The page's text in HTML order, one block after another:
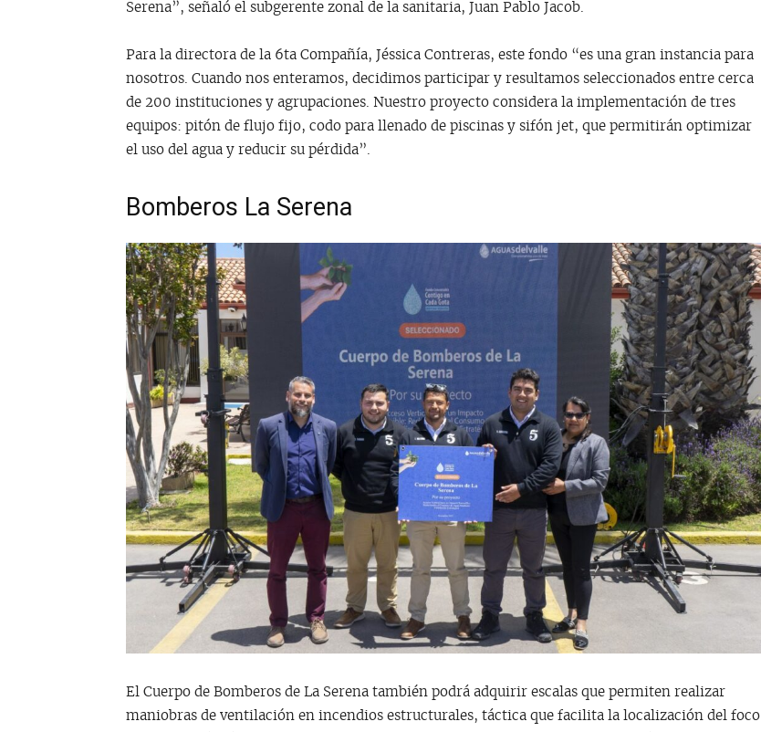
Serena”, señaló el subgerente zonal de la sanitaria, Juan Pablo Jacob.
Para la directora de la 6ta Compañía, Jéssica Contreras, este fondo “es una gran instancia para
nosotros. Cuando nos enteramos, decidimos participar y resultamos seleccionados entre cerca
de 200 instituciones y agrupaciones. Nuestro proyecto considera la implementación de tres
equipos: pitón de flujo fijo, codo para llenado de piscinas y sifón jet, que permitirán optimizar
el uso del agua y reducir su pérdida”.
Bomberos La Serena
El Cuerpo de Bomberos de La Serena también podrá adquirir escalas que permiten realizar
maniobras de ventilación en incendios estructurales, táctica que facilita la localización del foco